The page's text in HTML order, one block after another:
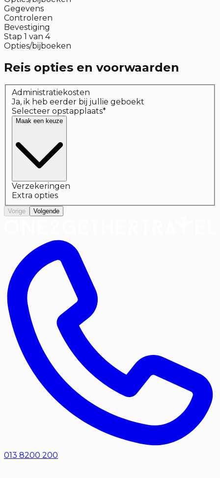
Gegevens
Controleren
Bevestiging
Stap 1 van 4
Opties/bijboeken
Reis opties en voorwaarden
Administratiekosten
Ja, ik heb eerder bij jullie geboekt
Selecteer opstapplaats*
Maak een keuze
Verzekeringen
Extra opties
Vorige Volgende
013 8200 200